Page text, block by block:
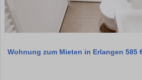
Wohnung zum Mieten in Erlangen 585